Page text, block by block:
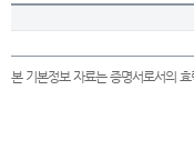
본 기본정보 자료는 증명서로서의 효